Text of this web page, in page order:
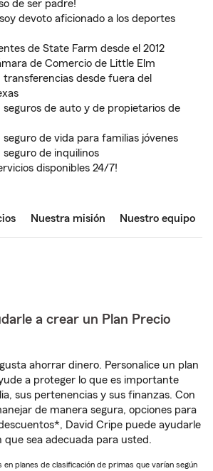
de ser padre!
devoto aficionado a los deportes
de State Farm desde el 2012
de Comercio de Little Elm
transferencias desde fuera del
seguros de auto y de propietarios de
seguro de vida para familias jóvenes
seguro de inquilinos
disponibles 24/7!
Nuestra misión Nuestro equipo
a crear un Plan Precio
ahorrar dinero. Personalice un plan
a proteger lo que es importante
sus pertenencias y sus finanzas. Con
de manera segura, opciones para
David Cripe puede ayudarle
que sea adecuada para usted.
planes de clasificación de primas que varían según